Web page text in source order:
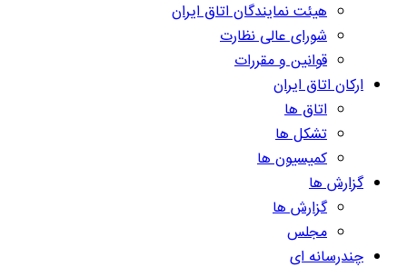
هیئت نمایندگان اتاق ایران
شورای عالی نظارت
قوانین و مقررات
ارکان اتاق ایران
اتاق ها
تشکل ها
کمیسیون ها
گزارش ها
گزارش ها
مجلس
چندرسانه ای